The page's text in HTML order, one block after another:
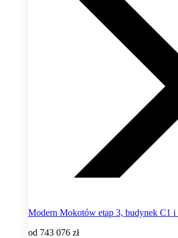
Modern Mokotów etap 3, budynek C1 i
od 743 076 zł